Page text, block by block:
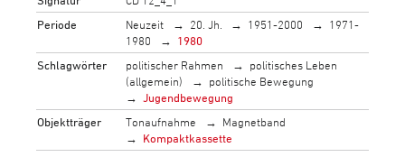
Periode
Neuzeit 20. Jh. 1951-2000
1971-
1980
1980
Schlagwörter
politischer Rahmen
politisches Leben
(allgemein)
politische Bewegung
Jugendbewegung
Objektträger
Tonaufnahme
Magnetband
Kompaktkassette